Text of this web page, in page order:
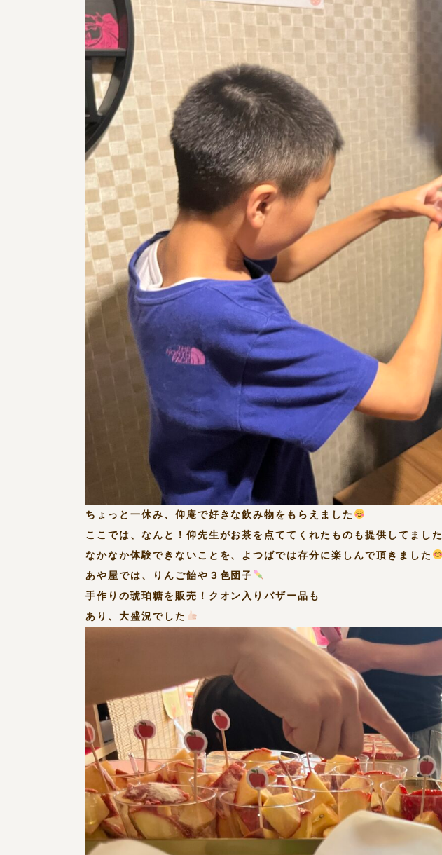
ちょっと一休み、仰庵で好きな飲み物をもらえました
ここでは、なんと！仰先生がお茶を点ててくれたものも提供してました
なかなか体験できないことを、よつばでは存分に楽しんで頂きました
あや屋では、りんご飴や３色団子
手作りの琥珀糖を販売！クオン入りバザー品も
あり、大盛況でした